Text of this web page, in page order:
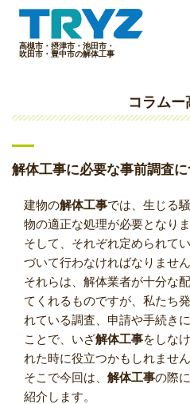
Skip
content
高槻市・摂津市・池田市・
吹田市・豊中市の解体工事
コラムー
解体工事に必要な事前調査
建物の解体工事では、生じる
物の適正な処理が必要となりま
そして、それぞれ定められて
づいて行わなければなりません
それらは、解体業者が十分な
てくれるものですが、私たち
れている調査、申請や手続き
ことで、いざ解体工事をしな
れた時に役立つかもしれません
そこで今回は、 解体工事の際
紹介します。